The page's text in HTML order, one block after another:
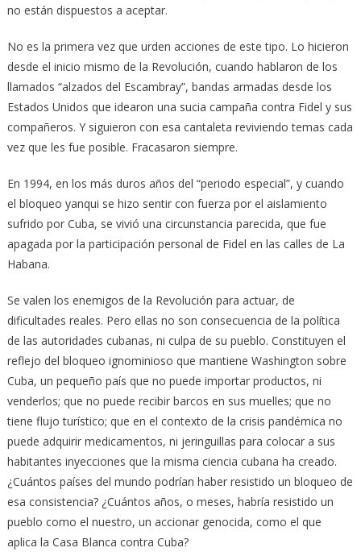
no están dispuestos a aceptar.
No es la primera vez que urden acciones de este tipo. Lo hicieron
desde el inicio mismo de la Revolución, cuando hablaron de los
llamados “alzados del Escambray”, bandas armadas desde los
Estados Unidos que idearon una sucia campaña contra Fidel y sus
compañeros. Y siguieron con esa cantaleta reviviendo temas cada
vez que les fue posible. Fracasaron siempre.
En 1994, en los más duros años del “periodo especial”, y cuando
el bloqueo yanqui se hizo sentir con fuerza por el aislamiento
sufrido por Cuba, se vivió una circunstancia parecida, que fue
apagada por la participación personal de Fidel en las calles de La
Habana.
Se valen los enemigos de la Revolución para actuar, de
dificultades reales. Pero ellas no son consecuencia de la política
de las autoridades cubanas, ni culpa de su pueblo. Constituyen el
reflejo del bloqueo ignominioso que mantiene Washington sobre
Cuba, un pequeño país que no puede importar productos, ni
venderlos; que no puede recibir barcos en sus muelles; que no
tiene flujo turístico; que en el contexto de la crisis pandémica no
puede adquirir medicamentos, ni jeringuillas para colocar a sus
habitantes inyecciones que la misma ciencia cubana ha creado.
¿Cuántos países del mundo podrían haber resistido un bloqueo de
esa consistencia? ¿Cuántos años, o meses, habría resistido un
pueblo como el nuestro, un accionar genocida, como el que
aplica la Casa Blanca contra Cuba?